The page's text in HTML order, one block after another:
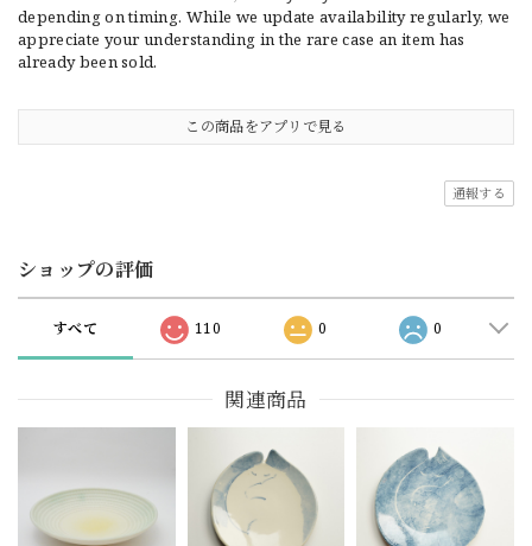
depending on timing. While we update availability regularly, we
appreciate your understanding in the rare case an item has
already been sold.
この商品をアプリで見る
通報する
ショップの評価
すべて 110 0 0
関連商品